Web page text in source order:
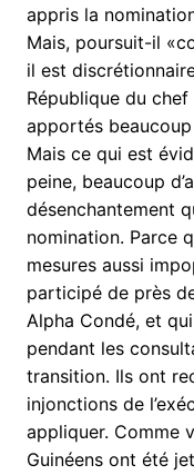
appris la
Mais, poursuit-il
il est
République du chef
apportés
Mais ce qui est
peine, beaucoup
désenchantement
nomination. Parce
mesures aussi
participé de près
Alpha Condé, et
pendant les
transition. Ils ont
injonctions de
appliquer. Comme
Guinéens ont été